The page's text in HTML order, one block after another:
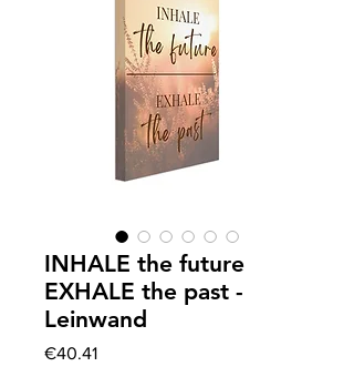
INHALE the future
EXHALE the past -
Leinwand
€40.41Price